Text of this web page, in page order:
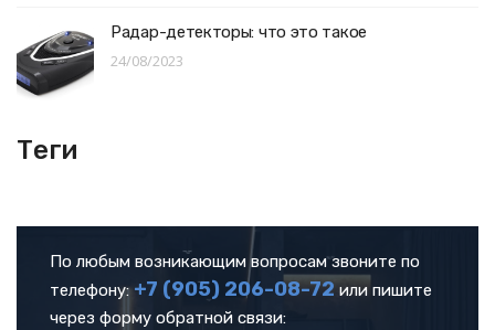
Радар-детекторы: что это такое
24/08/2023
Теги
По любым возникающим вопросам звоните по
телефону:+7 (905) 206-08-72 или пишите
через форму обратной связи: